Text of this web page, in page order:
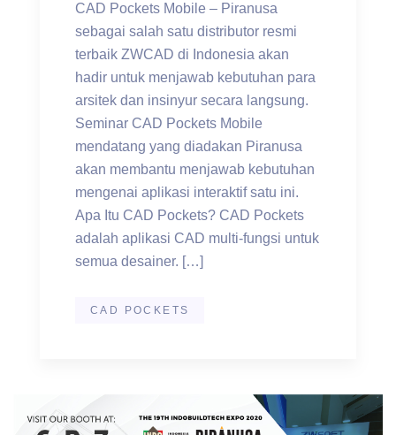
CAD Pockets Mobile – Piranusa
sebagai salah satu distributor resmi
terbaik ZWCAD di Indonesia akan
hadir untuk menjawab kebutuhan para
arsitek dan insinyur secara langsung.
Seminar CAD Pockets Mobile
mendatang yang diadakan Piranusa
akan membantu menjawab kebutuhan
mengenai aplikasi interaktif satu ini.
Apa Itu CAD Pockets? CAD Pockets
adalah aplikasi CAD multi-fungsi untuk
semua desainer. […]
CAD POCKETS